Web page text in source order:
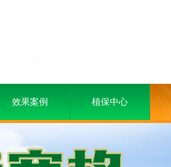
效果案例 植保中心